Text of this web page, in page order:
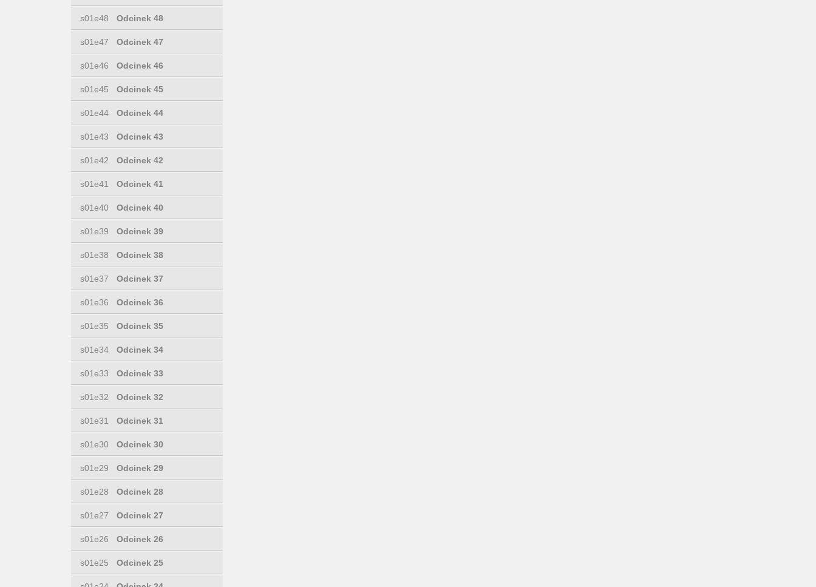
s01e48 Odcinek 48
s01e47 Odcinek 47
s01e46 Odcinek 46
s01e45 Odcinek 45
s01e44 Odcinek 44
s01e43 Odcinek 43
s01e42 Odcinek 42
s01e41 Odcinek 41
s01e40 Odcinek 40
s01e39 Odcinek 39
s01e38 Odcinek 38
s01e37 Odcinek 37
s01e36 Odcinek 36
s01e35 Odcinek 35
s01e34 Odcinek 34
s01e33 Odcinek 33
s01e32 Odcinek 32
s01e31 Odcinek 31
s01e30 Odcinek 30
s01e29 Odcinek 29
s01e28 Odcinek 28
s01e27 Odcinek 27
s01e26 Odcinek 26
s01e25 Odcinek 25